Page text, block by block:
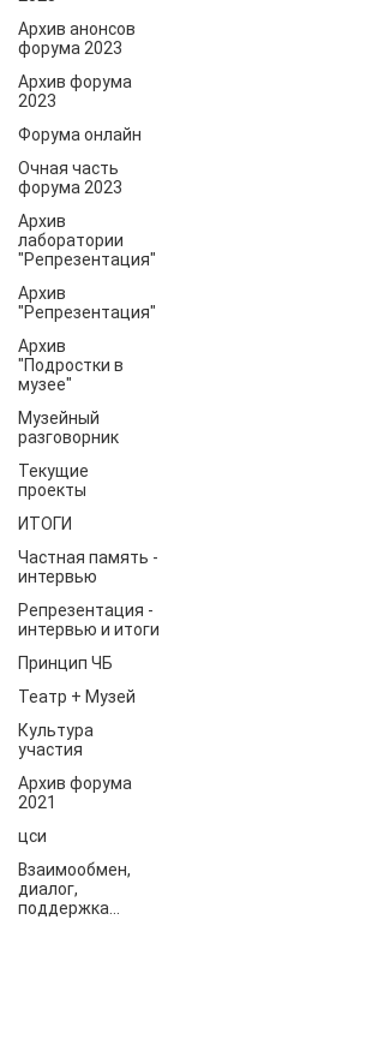
Архив анонсов
форума 2023
Архив форума
2023
Форума онлайн
Очная часть
форума 2023
Архив
лаборатории
"Репрезентация"
Архив
"Репрезентация"
Архив
"Подростки в
музее"
Музейный
разговорник
Текущие
проекты
ИТОГИ
Частная память -
интервью
Репрезентация -
интервью и итоги
Принцип ЧБ
Театр + Музей
Культура
участия
Архив форума
2021
цси
Взаимообмен,
диалог,
поддержка...